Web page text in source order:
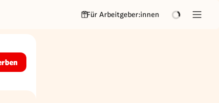
Für Arbeitgeber:innen